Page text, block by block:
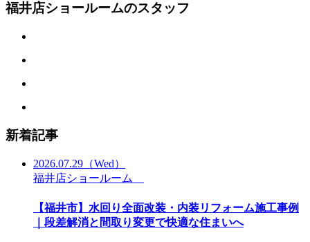
福井店ショールームのスタッフ
新着記事
2026.07.29 （Wed）
福井店ショールーム
【福井市】水回り全面改装・内装リフォーム施工事例
｜段差解消と間取り変更で快適な住まいへ